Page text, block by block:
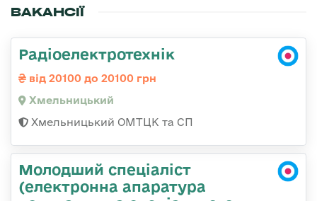
ВАКАНСІЇ
Радіоелектротехнік
від 20100 до 20100 грн
Хмельницький
Хмельницький ОМТЦК та СП
Молодший спеціаліст
(електронна апаратура